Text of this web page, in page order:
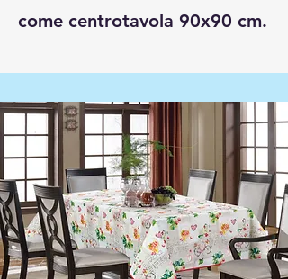
come centrotavola 90x90 cm.